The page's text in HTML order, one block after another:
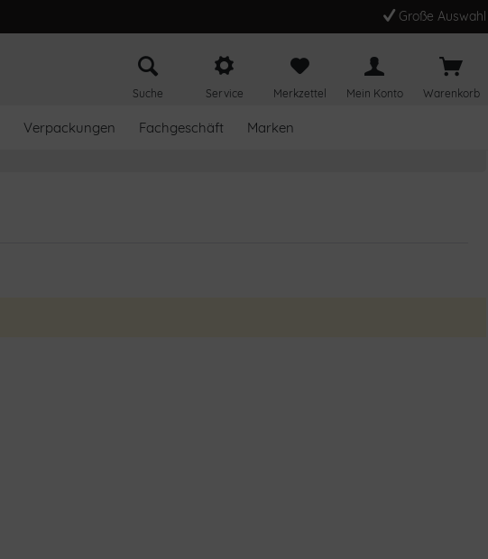
Große Auswahl
Suche Service Merkzettel Mein Konto Warenkorb
Verpackungen Fachgeschäft Marken